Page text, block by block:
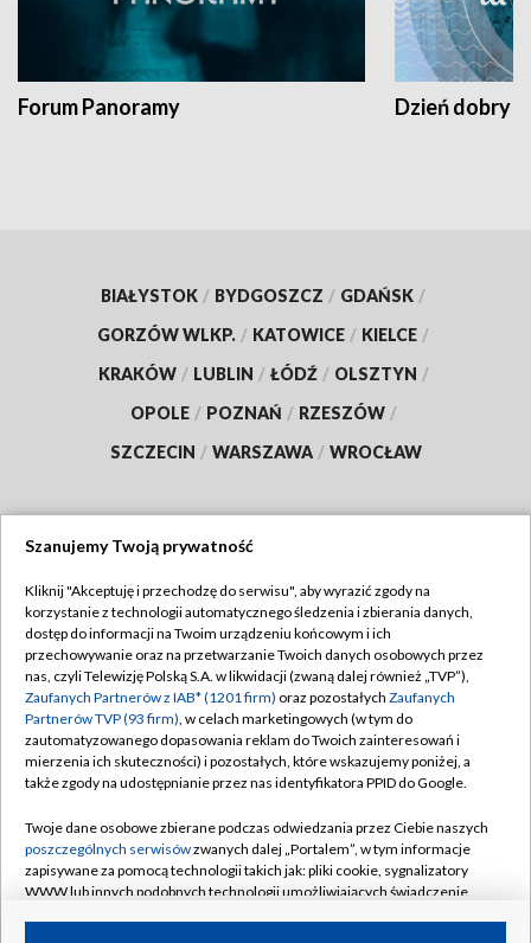
Forum Panoramy Dzień dobry
BIAŁYSTOK / BYDGOSZCZ / GDAŃSK /
GORZÓW WLKP. / KATOWICE / KIELCE /
KRAKÓW / LUBLIN / ŁÓDŹ / OLSZTYN /
OPOLE / POZNAŃ / RZESZÓW /
SZCZECIN / WARSZAWA / WROCŁAW
TVP
Abonament TVP
Emisja w TVP
Centrum informacji TVP
Naziemna Telewizja Cyfrowa
Rada Programowa
System NOS
Informacje o nadawcy
Regulamin TVP
Polityka prywatności
Moje zgody
Pomoc
Kontakt
Kanały
Szanujemy Twoją prywatność
Kliknij "Akceptuję i przechodzę do serwisu", aby wyrazić zgody na
korzystanie z technologii automatycznego śledzenia i zbierania danych,
dostęp do informacji na Twoim urządzeniu końcowym i ich
przechowywanie oraz na przetwarzanie Twoich danych osobowych przez
nas, czyli Telewizję Polską S.A. w likwidacji (zwaną dalej również „TVP”),
Zaufanych Partnerów z IAB* (1201 firm) oraz pozostałych Zaufanych
Partnerów TVP (93 firm), w celach marketingowych (w tym do
zautomatyzowanego dopasowania reklam do Twoich zainteresowań i
mierzenia ich skuteczności) i pozostałych, które wskazujemy poniżej, a
także zgody na udostępnianie przez nas identyfikatora PPID do Google.
Twoje dane osobowe zbierane podczas odwiedzania przez Ciebie naszych
poszczególnych serwisówzwanych dalej „Portalem”, w tym informacje
zapisywane za pomocą technologii takich jak: pliki cookie, sygnalizatory
WWW lub innych podobnych technologii umożliwiających świadczenie